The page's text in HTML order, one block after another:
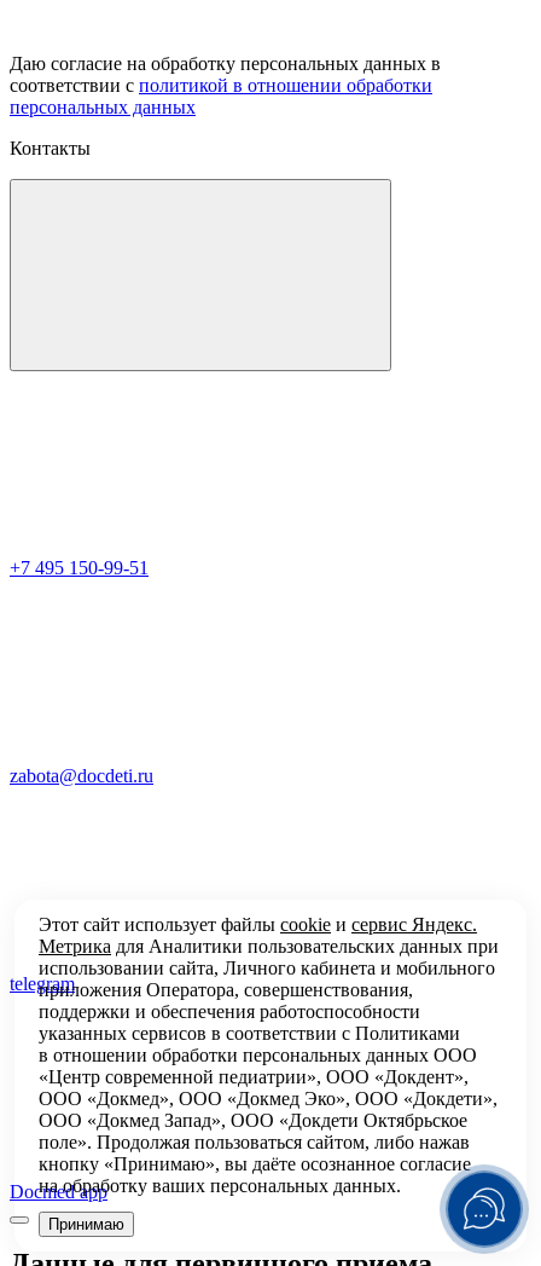
Даю согласие на обработку персональных данных в
соответствии с политикой в отношении обработки
персональных данных
Контакты
+7 495 150-99-51
zabota@docdeti.ru
telegram
Docmed app
Этот сайт использует файлы cookie и сервис Яндекс.
Метрика для Аналитики пользовательских данных при
использовании сайта, Личного кабинета и мобильного
приложения Оператора, совершенствования,
поддержки и обеспечения работоспособности
указанных сервисов в соответствии с Политиками
в отношении обработки персональных данных ООО
«Центр современной педиатрии», ООО «Докдент»,
ООО «Докмед», ООО «Докмед Эко», ООО «Докдети»,
ООО «Докмед Запад», ООО «Докдети Октябрьское
поле». Продолжая пользоваться сайтом, либо нажав
кнопку «Принимаю», вы даёте осознанное согласие
на обработку ваших персональных данных.
Принимаю